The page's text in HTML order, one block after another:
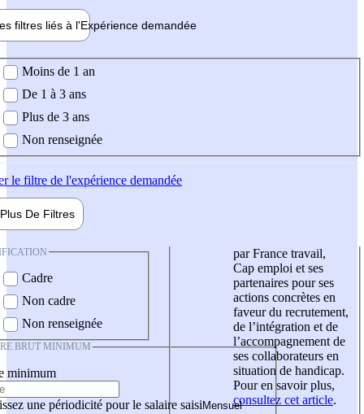
filtres liés à l'Expérience demandée
demandée
Moins de 1 an
De 1 à 3 ans
Plus de 3 ans
Non renseignée
le filtre de l'expérience demandée
Plus De Filtres
Cadre
Non cadre
Non renseignée
BRUT MINIMUM
minimum
une périodicité pour le salaire saisi
par France travail,
Cap emploi et ses
partenaires pour ses
actions concrètes en
faveur du recrutement,
de l’intégration et de
l’accompagnement de
ses collaborateurs en
situation de handicap.
Pour en savoir plus,
consultez cet article.